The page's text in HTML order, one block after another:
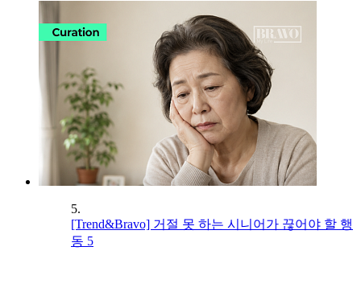
5.
[Trend&Bravo] 거절 못 하는 시니어가 끊어야 할 행
동 5